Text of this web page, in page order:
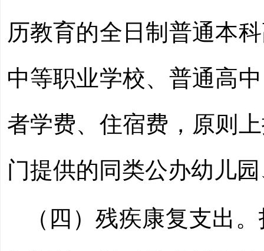
历教育的全日制普通本
中等职业学校、普通高
者学费、住宿费，原则
门提供的同类公办幼儿
（四）残疾康复支出